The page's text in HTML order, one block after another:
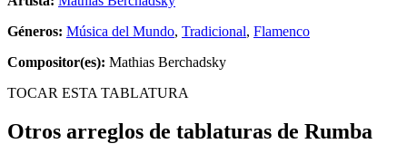
Géneros: Música del Mundo, Tradicional, Flamenco
Compositor(es): Mathias Berchadsky
TOCAR ESTA TABLATURA
Otros arreglos de tablaturas de Rumba